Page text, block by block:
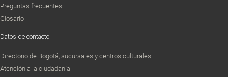
Preguntas frecuentes
Glosario
Datos de contacto
Directorio de Bogotá, sucursales y centros culturales
Atención a la ciudadanía